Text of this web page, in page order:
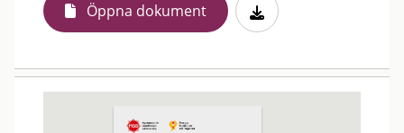
Öppna dokument